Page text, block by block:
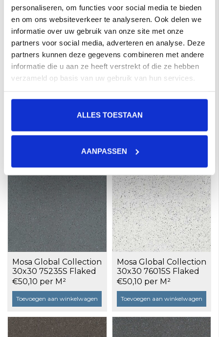
personaliseren, om functies voor social media te bieden
en om ons websiteverkeer te analyseren. Ook delen we
informatie over uw gebruik van onze site met onze
partners voor social media, adverteren en analyse. Deze
partners kunnen deze gegevens combineren met andere
informatie die u aan ze heeft verstrekt of die ze hebben
verzameld op basis van uw gebruik van hun services.
ALLES TOESTAAN
AANPASSEN
Mosa Global Collection
Seashell Beige a 1,17
Toevoegen aan winkelwagen
Mosa Global Collection
Flint Grey a 1,17 m²
€50,10 per M²
Toevoegen aan winkelwagen
Mosa Global Collection
30x30 75235S Flaked
Stone Grey a 1,17 m²
€50,10 per M²
Toevoegen aan winkelwagen
Mosa Global Collection
30x30 76015S Flaked
Moonst.White a 1,17 m²
€50,10 per M²
Toevoegen aan winkelwagen